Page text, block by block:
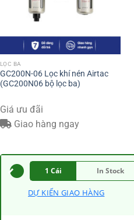
LỌC BA
GC200N-06 Lọc khí nén Airtac
(GC200N06 bộ lọc ba)
Giá ưu đãi
Giao hàng ngay
1 Cái In Stock
DỰ KIẾN GIAO HÀNG